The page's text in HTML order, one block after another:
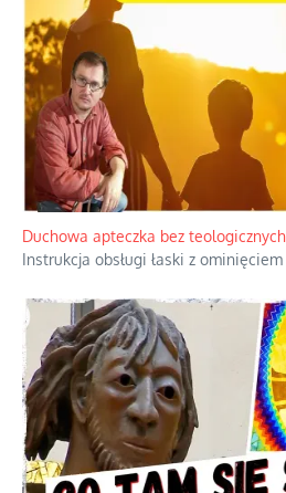
Duchowa apteczka bez
Instrukcja obsługi łaski z